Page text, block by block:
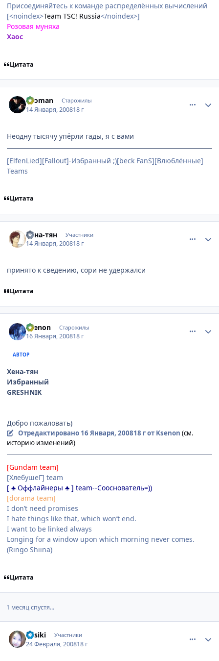
Присоединяйтесь к команде распределённых вычислений
[<noindex>Team TSC! Russia</noindex>]
Розовая муняха
Хаос
Цитата
Seoman Старожилы
14 Января, 200818 г
Неодну тысячу упёрли гады, я с вами
[ElfenLied][Fallout]-Избранный ;)[beck FanS][Влюблённые]
Teams
Цитата
Хена-тян Участники
14 Января, 200818 г
принято к сведению, сори не удержалси
Цитата
Ksenon Старожилы
16 Января, 200818 г
АВТОР
Хена-тян
Избранный
GRESHNIK
Добро пожаловать)
Отредактировано 16 Января, 200818 гот Ksenon (см.
историю изменений)
[Gundam team]
[ХлебушеГ] team
[ ♣ Оффлайнеры ♣ ] team--Сооснователь=))
[dorama team]
I don’t need promises
I hate things like that, which won’t end.
I want to be linked always
Longing for a window upon which morning never comes.
(Ringo Shiina)
Цитата
1 месяц спустя...
Yosiki Участники
24 Февраля, 200818 г